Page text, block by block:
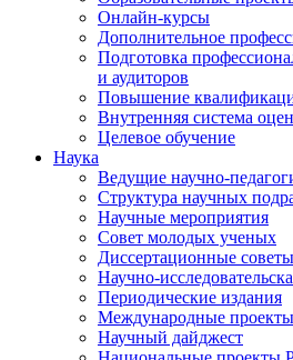
Онлайн-курсы
Дополнительное
Подготовка
и аудиторов
Повышение
Внутренняя система
Целевое обучение
Наука
Ведущие научно-
Структура научных
Научные мероприятия
Совет молодых ученых
Диссертационные советы
Научно-
Периодические издания
Международные проекты
Научный дайджест